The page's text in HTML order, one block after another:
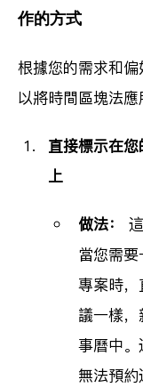
作的方式
根據您的需求和
以將時間區塊法應
直接標示在
上
做法：
當您需
專案時
議一樣
事曆中
無法預